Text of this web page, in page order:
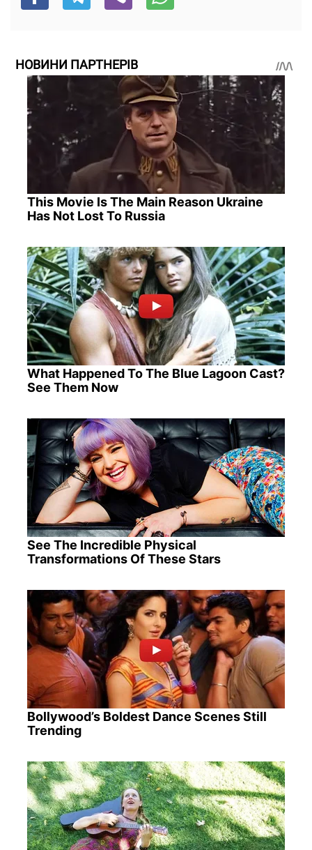
НОВИНИ ПАРТНЕРІВ
This Movie Is The Main Reason Ukraine
Has Not Lost To Russia
What Happened To The Blue Lagoon Cast?
See Them Now
See The Incredible Physical
Transformations Of These Stars
Bollywood’s Boldest Dance Scenes Still
Trending